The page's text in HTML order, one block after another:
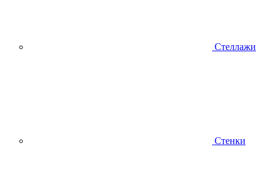
Стеллажи
Стенки